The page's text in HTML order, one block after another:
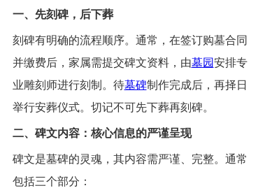
一、先刻碑，后下葬
刻碑有明确的流程顺序。通常，在签订购墓合同
并缴费后，家属需提交碑文资料，由墓园安排专
业雕刻师进行刻制。待墓碑制作完成后，再择日
举行安葬仪式。切记不可先下葬再刻碑。
二、碑文内容：核心信息的严谨呈现
碑文是墓碑的灵魂，其内容需严谨、完整。通常
包括三个部分：